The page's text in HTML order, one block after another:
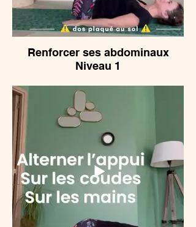
Renforcer ses abdominaux
Niveau 1